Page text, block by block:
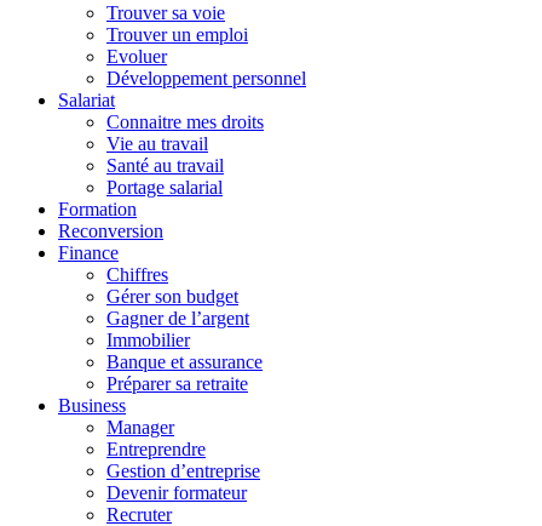
Trouver sa voie
Trouver un emploi
Evoluer
Développement personnel
Salariat
Connaitre mes droits
Vie au travail
Santé au travail
Portage salarial
Formation
Reconversion
Finance
Chiffres
Gérer son budget
Gagner de l’argent
Immobilier
Banque et assurance
Préparer sa retraite
Business
Manager
Entreprendre
Gestion d’entreprise
Devenir formateur
Recruter